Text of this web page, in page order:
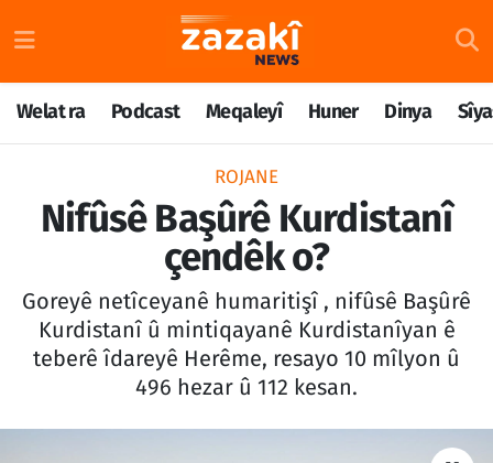
Welat ra Podcast Meqaleyî Huner Dinya
ROJANE
Nifûsê Başûrê Kurdistanî
çendêk o?
Goreyê netîceyanê humaritişî , nifûsê Başûrê
Kurdistanî û mintiqayanê Kurdistanîyan ê
teberê îdareyê Herême, resayo 10 mîlyon û
496 hezar û 112 kesan.
Welat ra
Podcast
Meqaleyî
Dinya
Sîyaset
Nöbetçi Eczaneler
Hava Durumu
Namaz Vakitleri
Trafik Durumu
Süper Lig Puan Durumu ve Fikstür
Tüm Manşetler